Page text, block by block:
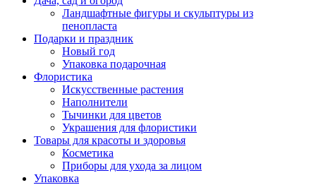
Ландшафтные фигуры и скульптуры из
пенопласта
Подарки и праздник
Новый год
Упаковка подарочная
Флористика
Искусственные растения
Наполнители
Тычинки для цветов
Украшения для флористики
Товары для красоты и здоровья
Косметика
Приборы для ухода за лицом
Упаковка